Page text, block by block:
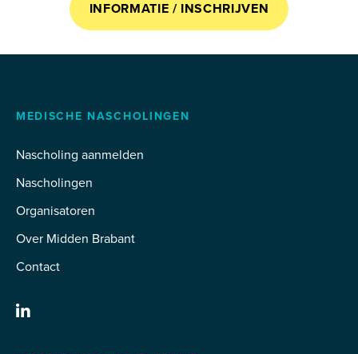
INFORMATIE / INSCHRIJVEN
MEDISCHE NASCHOLINGEN
Nascholing aanmelden
Nascholingen
Organisatoren
Over Midden Brabant
Contact